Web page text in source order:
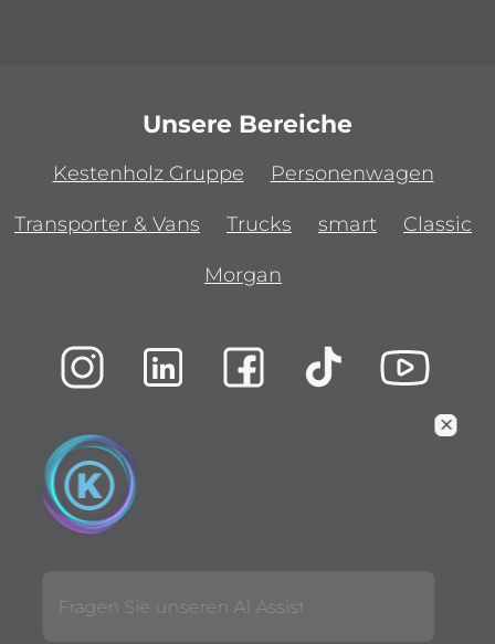
Unsere Bereiche
Kestenholz Gruppe Personenwagen
Transporter & Vans Trucks smart Classic
Morgan
Impressum
Rechtliche Hinweise
Privatsphäreneinstellung
Fragen Sie unseren AI Assistent: (Zeige mir rote